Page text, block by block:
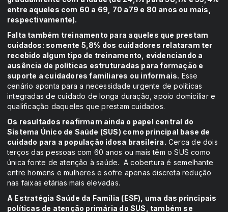
entre aqueles com 60 a 69, 70 a79 e 80 anos ou mais,
respectivamente).
Falta também treinamento para aqueles que prestam
cuidados: somente 5,8% dos cuidadores relataram ter
recebido algum tipo de treinamento, evidenciando a
ausência de políticas estruturadas para formação e
suporte a cuidadores familiares ou informais. Esse
cenário aponta para a necessidade urgente de políticas
integradas de cuidado de longa duração, apoio domiciliar e
qualificação daqueles que prestam cuidados.
Os resultados reafirmam ainda o papel central do
Sistema Único de Saúde (SUS) como principal base de
cuidado para a população idosa brasileira. Cerca de dois
terços das pessoas com 60 anos ou mais têm o SUS como
única fonte de atenção à saúde. A cobertura é semelhante
entre homens e mulheres e sofre apenas discreta redução
nas faixas etárias mais elevadas.
A Estratégia Saúde da Família (ESF), uma das principais
políticas de atenção primária do SUS, também se